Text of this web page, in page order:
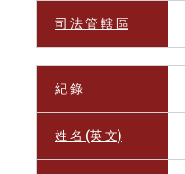
司 法 管 轄 區
紀 錄
姓 名 (英 文)